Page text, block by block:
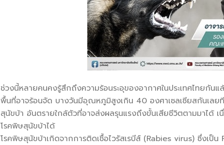
ช่วงนี้หลายคนคงรู้สึกถึงความร้อนระอุของอากาศในประเทศไทย
พื้นที่อาจร้อนจัด บางวันมีอุณหภูมิสูงเกิน 40 องศาเซลเซียสกันเล
สุนัขบ้า อันตรายใกล้ตัวที่อาจส่งผลรุนแรงถึงขั้นเสียชีวิตตามมาได้
โรคพิษสุนัขบ้าได้
โรคพิษสุนัขบ้าเกิดจากการติดเชื้อไวรัสเรบีส์ (Rabies virus) ซึ่งเ